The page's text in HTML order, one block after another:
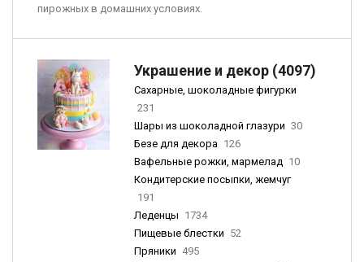
пирожных в домашних условиях.
Украшение и декор (4097)
Сахарные, шоколадные фигурки
231
Шары из шоколадной глазури 30
Безе для декора 126
Вафельные рожки, мармелад 10
Кондитерские посыпки, жемчуг
191
Леденцы 1734
Пищевые блестки 52
Пряники 495